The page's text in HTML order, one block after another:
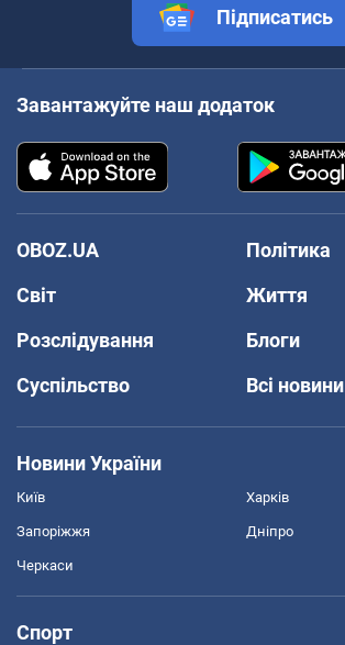
Підписатись
Завантажуйте наш додаток
OBOZ.UA
Політика
Світ
Життя
Розслідування
Блоги
Суспільство
Всі новини
Новини України
Київ Харків
Запоріжжя Дніпро
Черкаси
Спорт